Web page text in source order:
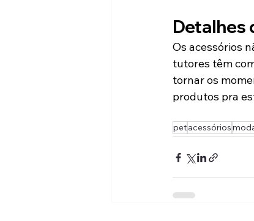
Detalhes
Os acessórios
tutores têm
tornar os
produtos pra
petacessórios